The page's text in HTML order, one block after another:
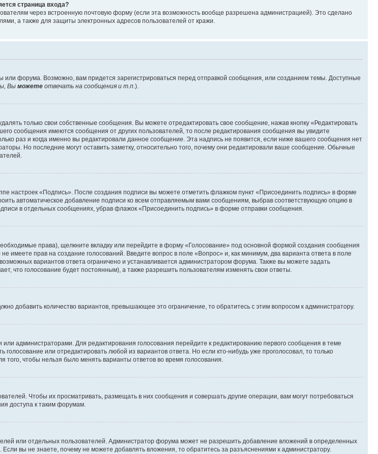
страница входа?
через встроенную почтовую форму (если эта возможность вообще разрешена администрацией). Это сделано
а также для защиты электронных адресов пользователей от кражи.
форума. Возможно, вам придется зарегистрироваться перед отправкой сообщения, или созданием темы. Доступные
Вы можете отвечать на сообщения и т.п. ).
только свои собственные сообщения. Вы можете отредактировать свое сообщение, нажав кнопку «Редактировать
сообщения имеются сообщения от других пользователей, то после редактирования сообщения вы увидите
раз и когда именно вы редактировали данное сообщение. Эта надпись не появится, если ниже вашего сообщения нет
Но последние могут оставить заметку, относительно того, почему они редактировали ваше сообщение. Обычные
настроек «Подпись». После создания подписи вы можете отметить флажком пункт «Присоединить подпись» в форме
автоматическое добавление подписи ко всем отправляемым вами сообщениям, выбрав соответствующую опцию в
в отдельных сообщениях, убрав флажок «Присоединить подпись» в форме отправки сообщения.
права), щелкните вкладку или перейдите в форму «Голосование» под основной формой создания сообщения
имеете прав на создание голосований. Введите вопрос в поле «Вопрос» и, как минимум, два варианта ответа в поле
вариантов ответа ограничено и устанавливается администратором форума. Также вы можете задать
что голосование будет постоянным), а также разрешить пользователям изменять свои ответы.
добавить количество вариантов, превышающее это ограничение, то обратитесь с этим вопросом к администратору.
администраторами. Для редактирования голосования перейдите к редактированию первого сообщения в теме
или отредактировать любой из вариантов ответа. Но если кто-нибудь уже проголосовал, то только
чтобы нельзя было менять варианты ответов во время голосования.
Чтобы их просматривать, размещать в них сообщения и совершать другие операции, вам могут потребоваться
доступа к таким форумам.
или отдельных пользователей. Администратор форума может не разрешить добавление вложений в определенных
вы не знаете, почему не можете добавлять вложения, то обратитесь за разъяснениями к администратору.